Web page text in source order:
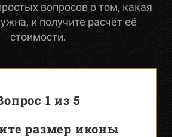
вопросов о том, какая
и получите расчёт её
стоимости.
1 из 5
размер иконы